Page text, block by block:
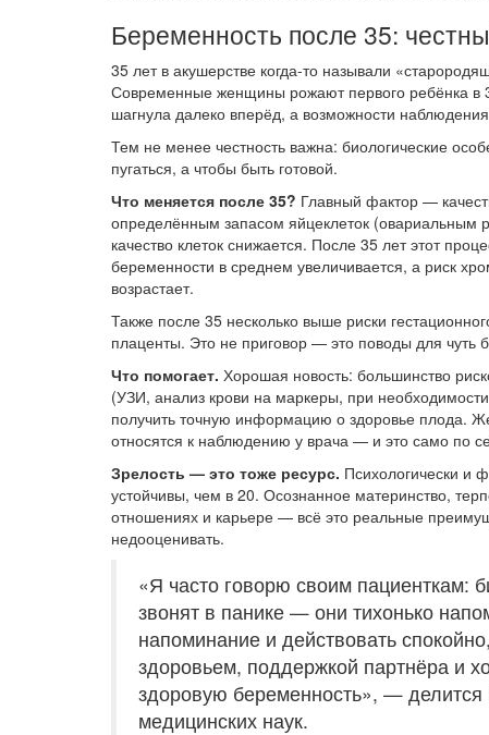
Беременность после 35:
35 лет в акушерстве когда-то называли
Современные женщины рожают первого ребёнка
шагнула далеко вперёд, а возможности
Тем не менее честность важна: биологические
пугаться, а чтобы быть готовой.
Что меняется после 35? Главный фактор —
определённым запасом яйцеклеток (овариальным
качество клеток снижается. После 35 лет этот
беременности в среднем увеличивается, а риск
возрастает.
Также после 35 несколько выше риски
плаценты. Это не приговор — это поводы для чуть
Что помогает. Хорошая новость: большинство
(УЗИ, анализ крови на маркеры, при
получить точную информацию о здоровье плода.
относятся к наблюдению у врача — и это само по
Зрелость — это тоже ресурс. Психологически и
устойчивы, чем в 20. Осознанное материнство,
отношениях и карьере — всё это реальные
недооценивать.
«Я часто говорю своим пациенткам:
звонят в панике — они тихонько
напоминание и действовать
здоровьем, поддержкой партнёра и
здоровую беременность», —
медицинских наук.